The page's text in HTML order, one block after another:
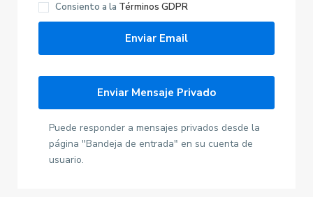
Consiento a la Términos GDPR
Puede responder a mensajes privados desde la
página "Bandeja de entrada" en su cuenta de
usuario.